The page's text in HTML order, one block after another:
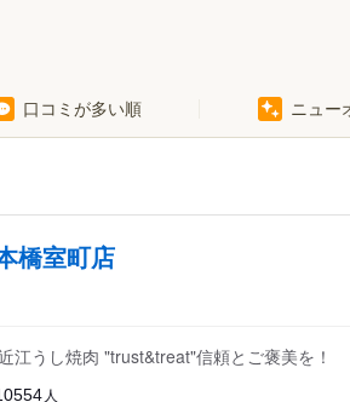
口コミが多い順 ニュー
橋室町店
江うし焼肉 "trust&treat"信頼とご褒美を！
人